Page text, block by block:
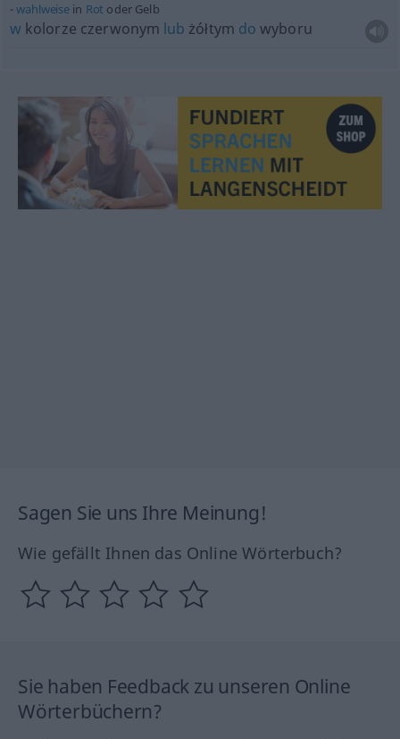
wahlweise in Rot oder Gelb
w kolorze czerwonym lub żółtym do wyboru
Sagen Sie uns Ihre Meinung!
Wie gefällt Ihnen das Online Wörterbuch?
Sie haben Feedback zu unseren Online
Wörterbüchern?